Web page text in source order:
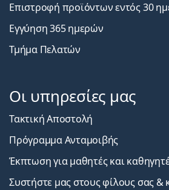
Επιστροφή προϊόντων εντός 30
Εγγύηση 365 ημερών
Τμήμα Πελατών
Οι υπηρεσίες μας
Τακτική Αποστολή
Πρόγραμμα Ανταμοιβής
Έκπτωση για μαθητές και
Συστήστε μας στους φίλους σας &